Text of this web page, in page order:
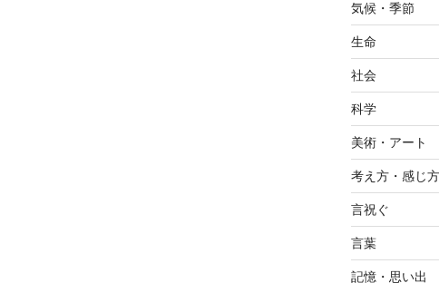
気候・季節
生命
社会
科学
美術・アート
考え方・感じ方
言祝ぐ
言葉
記憶・思い出